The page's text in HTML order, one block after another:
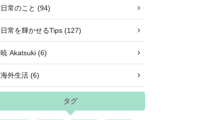
日常のこと (94)
日常を輝かせるTips (127)
暁 Akatsuki (6)
海外生活 (6)
タグ